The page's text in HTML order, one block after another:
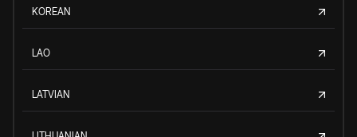
KOREAN
LAO
LATVIAN